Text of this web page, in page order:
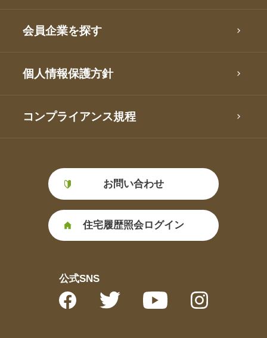
会員企業を探す
個人情報保護方針
コンプライアンス規程
お問い合わせ
住宅履歴照会ログイン
公式SNS